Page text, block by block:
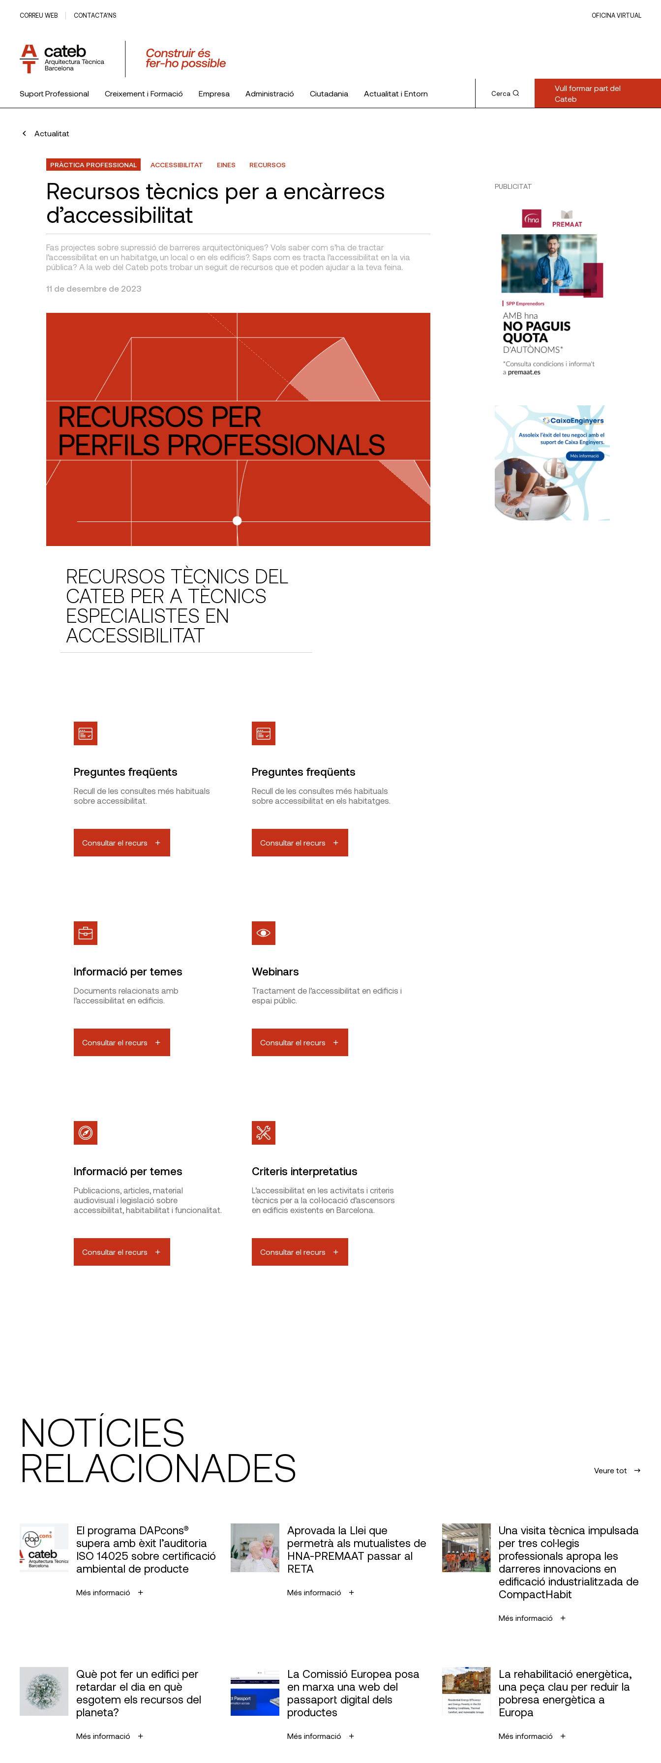
CORREU WEB CONTACTA’NS OFICINA VIRTUAL
Suport Professional Creixement i Formació Empresa Administració Ciutadania Actualitat i Entorn Cerca
Vull formar part del
Cateb
Actualitat
PRÀCTICA PROFESSIONAL ACCESSIBILITAT EINES RECURSOS
Recursos tècnics per a encàrrecs
d’accessibilitat
Fas projectes sobre supressió de barreres arquitectòniques? Vols saber com s’ha de tractar
l’accessibilitat en un habitatge, un local o en els edificis?. Saps com es tracta l’accessibilitat en la via
pública? A la web del Cateb pots trobar un seguit de recursos que et poden ajudar a la teva feina.
11 de desembre de 2023
RECURSOS TÈCNICS DEL
CATEB PER A TÈCNICS
ESPECIALISTES EN
ACCESSIBILITAT
Preguntes freqüents
Recull de les consultes més habituals
sobre accessibilitat.
Consultar el recurs
Preguntes freqüents
Recull de les consultes més habituals
sobre accessibilitat en els habitatges.
Consultar el recurs
Informació per temes
Documents relacionats amb
l’accessibilitat en edificis.
Consultar el recurs
Webinars
Tractament de l’accessibilitat en edificis i
espai públic.
Consultar el recurs
Informació per temes
Publicacions, articles, material
audiovisual i legislació sobre
accessibilitat, habitabilitat i funcionalitat.
Consultar el recurs
Criteris interpretatius
L’accessibilitat en les activitats i criteris
tècnics per a la col·locació d’ascensors
en edificis existents en Barcelona.
Consultar el recurs
PUBLICITAT
NOTÍCIES
RELACIONADES Veure tot
El programa DAPcons®
supera amb èxit l’auditoria
ISO 14025 sobre certificació
ambiental de producte
Més informació
Aprovada la Llei que
permetrà als mutualistes de
HNA-PREMAAT passar al
RETA
Més informació
Una visita tècnica impulsada
per tres col·legis
professionals apropa les
darreres innovacions en
edificació industrialitzada de
CompactHabit
Més informació
Què pot fer un edifici per
retardar el dia en què
esgotem els recursos del
planeta?
Més informació
La Comissió Europea posa
en marxa una web del
passaport digital dels
productes
Més informació
La rehabilitació energètica,
una peça clau per reduir la
pobresa energètica a
Europa
Més informació